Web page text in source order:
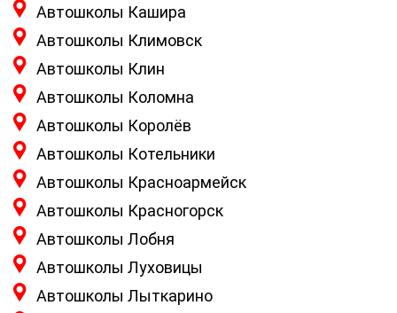
Автошколы Кашира
Автошколы Климовск
Автошколы Клин
Автошколы Коломна
Автошколы Королёв
Автошколы Котельники
Автошколы Красноармейск
Автошколы Красногорск
Автошколы Лобня
Автошколы Луховицы
Автошколы Лыткарино